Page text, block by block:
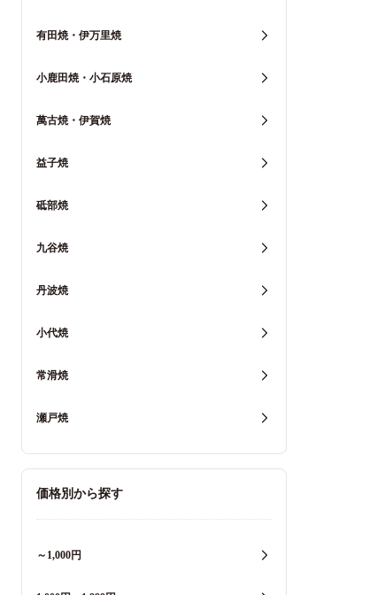
有田焼・伊万里焼
小鹿田焼・小石原焼
萬古焼・伊賀焼
益子焼
砥部焼
九谷焼
丹波焼
小代焼
常滑焼
瀬戸焼
価格別から探す
～1,000円